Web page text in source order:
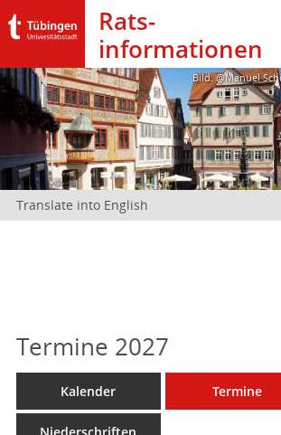
Rats­
informationen
Bild: @Manuel
Translate into English
Termine 2027
Kalender Termine